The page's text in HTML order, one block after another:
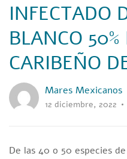
INFECTADO
BLANCO
CARIBEÑO
Mares Mexicanos
12 diciembre, 2022
De las 40 o 50 especies